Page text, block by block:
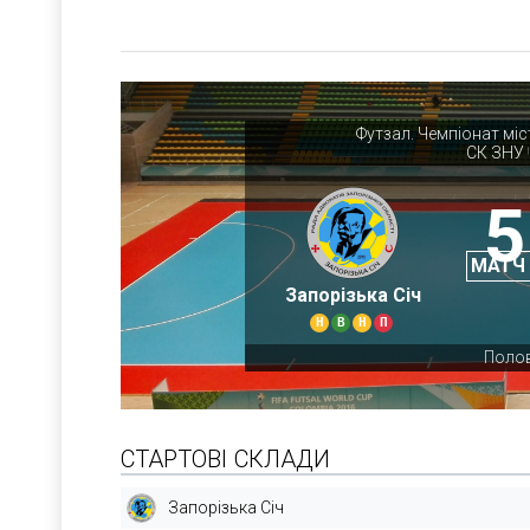
Футзал. Чемпіонат
СК ЗНУ |
Запорізька Січ
Н В Н П
5
МАТЧ
СТАРТОВІ СКЛАДИ
Запорізька Січ